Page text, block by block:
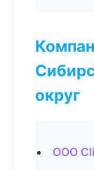
округ
ООО